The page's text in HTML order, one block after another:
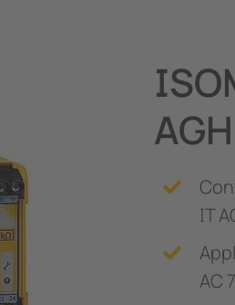
IT
AC